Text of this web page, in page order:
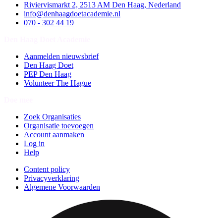
Riviervismarkt 2, 2513 AM Den Haag, Nederland
info@denhaagdoetacademie.nl
070 - 302 44 19
Aanmelden nieuwsbrief
Den Haag Doet
PEP Den Haag
Volunteer The Hague
Zoek Organisaties
Organisatie toevoegen
Account aanmaken
Log in
Help
Content policy
Privacyverklaring
Algemene Voorwaarden